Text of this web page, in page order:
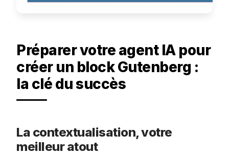
Préparer votre agent IA pour
créer un block Gutenberg :
la clé du succès
La contextualisation, votre
meilleur atout